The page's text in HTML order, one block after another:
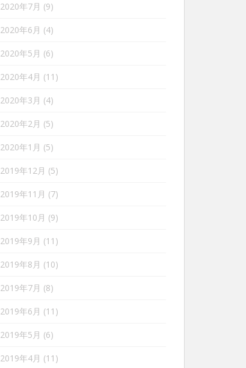
2020年7月 (9)
2020年6月 (4)
2020年5月 (6)
2020年4月 (11)
2020年3月 (4)
2020年2月 (5)
2020年1月 (5)
2019年12月 (5)
2019年11月 (7)
2019年10月 (9)
2019年9月 (11)
2019年8月 (10)
2019年7月 (8)
2019年6月 (11)
2019年5月 (6)
2019年4月 (11)